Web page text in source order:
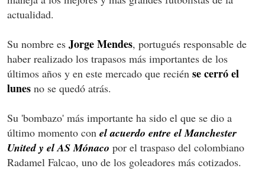
actualidad.
Su nombre es Jorge Mendes, portugués responsable de
haber realizado los trapasos más importantes de los
últimos años y en este mercado que recién se cerró el
lunes no se quedó atrás.
Su 'bombazo' más importante ha sido el que se dio a
último momento con el acuerdo entre el Manchester
United y el AS Mónaco por el traspaso del colombiano
Radamel Falcao, uno de los goleadores más cotizados.